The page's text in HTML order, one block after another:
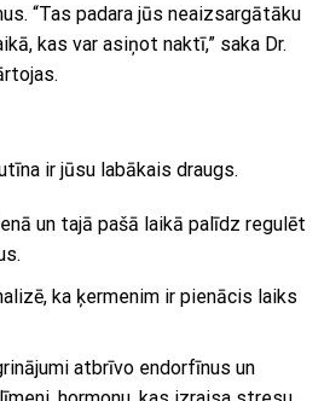
“Tas padara jūs neaizsargātāku
kas var asiņot naktī,” saka Dr.
ir jūsu labākais draugs.
un tajā pašā laikā palīdz regulēt
ka ķermenim ir pienācis laiks
atbrīvo endorfīnus un